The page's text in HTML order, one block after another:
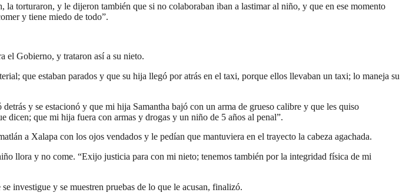
torturaron, y le dijeron también que si no colaboraban iban a lastimar al niño, y que en ese momento
y tiene miedo de todo”.
el Gobierno, y trataron así a su nieto.
que estaban parados y que su hija llegó por atrás en el taxi, porque ellos llevaban un taxi; lo maneja su
y se estacionó y que mi hija Samantha bajó con un arma de grueso calibre y que les quiso
dicen; que mi hija fuera con armas y drogas y un niño de 5 años al penal”.
a Xalapa con los ojos vendados y le pedían que mantuviera en el trayecto la cabeza agachada.
llora y no come. “Exijo justicia para con mi nieto; tenemos también por la integridad física de mi
investigue y se muestren pruebas de lo que le acusan, finalizó.